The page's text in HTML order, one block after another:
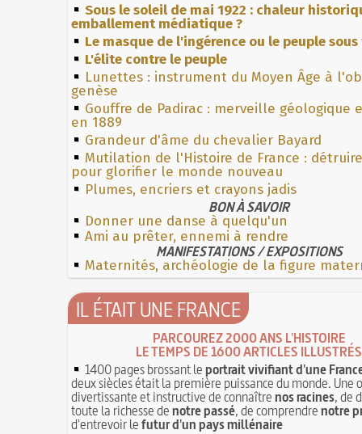
Sous le soleil de mai 1922 : chaleur
emballement médiatique ?
Le masque de l'ingérence ou le peuple
L'élite contre le peuple
Lunettes : instrument du Moyen Âge à
genèse
Gouffre de Padirac : merveille géologique
en 1889
Grandeur d'âme du chevalier Bayard
Mutilation de l'Histoire de France :
pour glorifier le monde nouveau
Plumes, encriers et crayons jadis
BON À SAVOIR
Donner une danse à quelqu'un
Ami au prêter, ennemi à rendre
MANIFESTATIONS / EXPOSITIONS
Maternités, archéologie de la figure
IL ÉTAIT UNE FRANCE
PARCOUREZ 2000 ANS L'HISTOIRE
LE TEMPS DE 1600 ARTICLES ILLUSTRÉS
1400 pages brossant leportrait vivifiant d'une
deux siècles était la première puissance du monde. Une
divertissante et instructive de connaîtrenos racines, de
toute la richesse denotre passé, de comprendrenotre
d'entrevoir lefutur d'un pays millénaire